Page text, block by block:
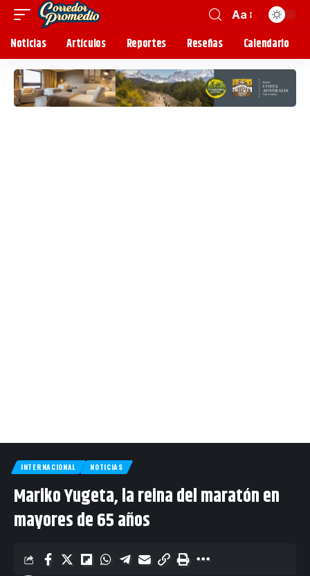
Aa
Noticias Artículos Reportes Reseñas Calendario
INTERNACIONAL NOTICIAS
Mariko Yugeta, la reina del maratón en
mayores de 65 años